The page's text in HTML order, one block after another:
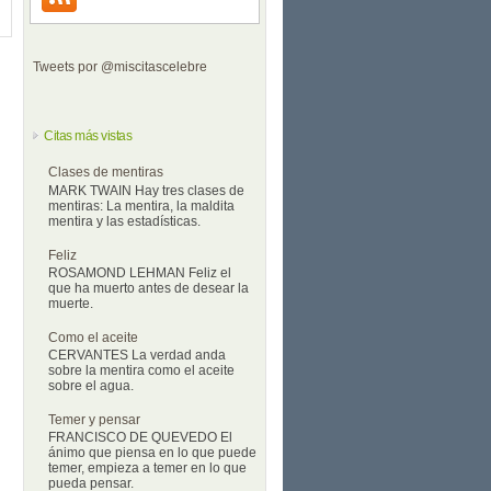
Tweets por @miscitascelebre
Citas más vistas
Clases de mentiras
MARK TWAIN Hay tres clases de
mentiras: La mentira, la maldita
mentira y las estadísticas.
Feliz
ROSAMOND LEHMAN Feliz el
que ha muerto antes de desear la
muerte.
Como el aceite
CERVANTES La verdad anda
sobre la mentira como el aceite
sobre el agua.
Temer y pensar
FRANCISCO DE QUEVEDO El
ánimo que piensa en lo que puede
temer, empieza a temer en lo que
pueda pensar.